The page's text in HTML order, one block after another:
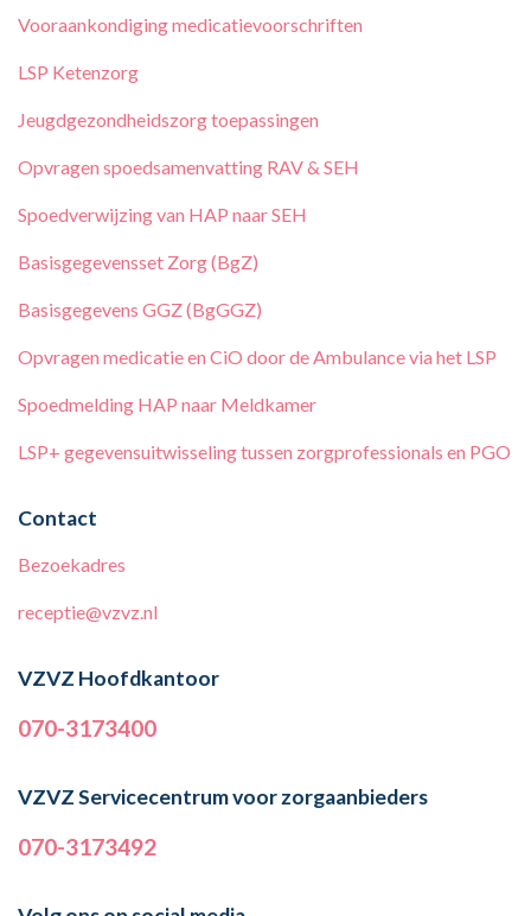
Vooraankondiging medicatievoorschriften
LSP Ketenzorg
Jeugdgezondheidszorg toepassingen
Opvragen spoedsamenvatting RAV & SEH
Spoedverwijzing van HAP naar SEH
Basisgegevensset Zorg (BgZ)
Basisgegevens GGZ (BgGGZ)
Opvragen medicatie en CiO door de Ambulance via het LSP
Spoedmelding HAP naar Meldkamer
LSP+ gegevensuitwisseling tussen zorgprofessionals en PGO
Contact
Bezoekadres
receptie@vzvz.nl
VZVZ Hoofdkantoor
070-3173400
VZVZ Servicecentrum voor zorgaanbieders
070-3173492